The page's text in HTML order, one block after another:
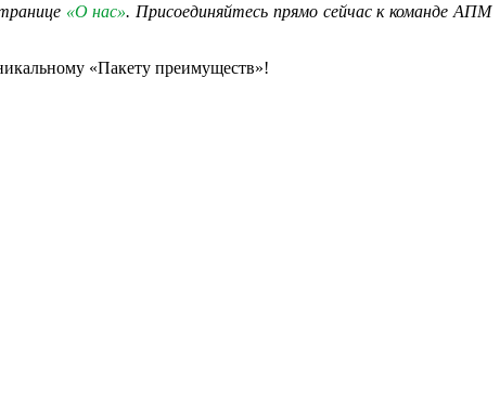
«О нас». Присоединяйтесь прямо сейчас к команде АПМ
«Пакету преимуществ»!